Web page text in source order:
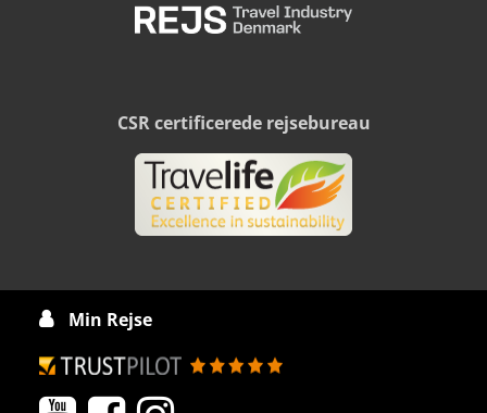
CSR certificerede rejsebureau
 Min Rejse